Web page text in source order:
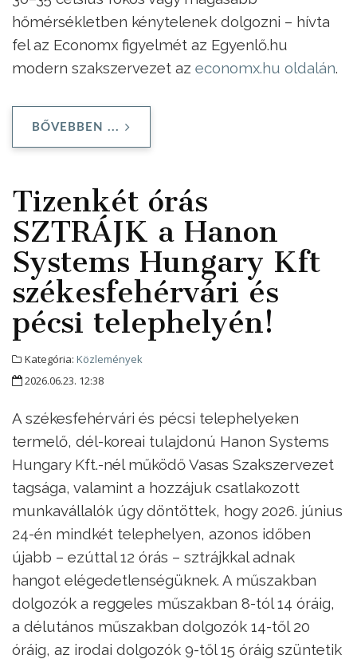
hőmérsékletben kénytelenek dolgozni – hívta
fel az Economx figyelmét az Egyenlő.hu
modern szakszervezet az economx.hu oldalán.
BŐVEBBEN ...
Tizenkét órás
SZTRÁJK a Hanon
Systems Hungary Kft
székesfehérvári és
pécsi telephelyén!
Kategória: Közlemények
2026.06.23. 12:38
A székesfehérvári és pécsi telephelyeken
termelő, dél-koreai tulajdonú Hanon Systems
Hungary Kft.-nél működő Vasas Szakszervezet
tagsága, valamint a hozzájuk csatlakozott
munkavállalók úgy döntöttek, hogy 2026. június
24-én mindkét telephelyen, azonos időben
újabb – ezúttal 12 órás – sztrájkkal adnak
hangot elégedetlenségüknek. A műszakban
dolgozók a reggeles műszakban 8-tól 14 óráig,
a délutános műszakban dolgozók 14-től 20
óráig, az irodai dolgozók 9-től 15 óráig szüntetik